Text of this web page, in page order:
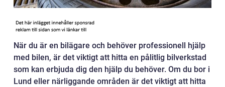
När du är en bilägare och behöver professionell hjälp
med bilen, är det viktigt att hitta en pålitlig bilverkstad
som kan erbjuda dig den hjälp du behöver. Om du bor i
Lund eller närliggande områden är det viktigt att hitta